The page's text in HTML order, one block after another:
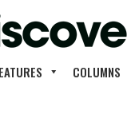
COLUMNS